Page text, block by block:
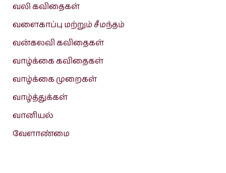
வலி கவிதைகள்
வளைகாப்பு மற்றும் சீமந்தம்
வன்கலவி கவிதைகள்
வாழ்க்கை கவிதைகள்
வாழ்க்கை முறைகள்
வாழ்த்துக்கள்
வானியல்
வேளாண்மை